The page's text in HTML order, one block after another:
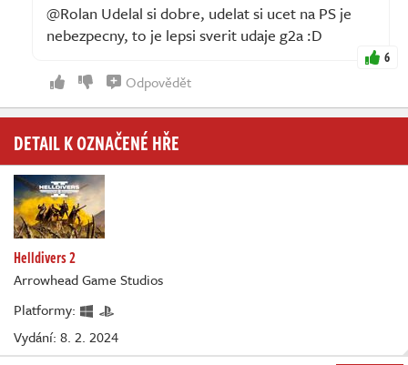
@Rolan Udelal si dobre, udelat si ucet na PS je
nebezpecny, to je lepsi sverit udaje g2a :D
6
Odpovědět
DETAIL K OZNAČENÉ HŘE
Helldivers 2
Arrowhead Game Studios
Platformy:
Vydání: 8. 2. 2024